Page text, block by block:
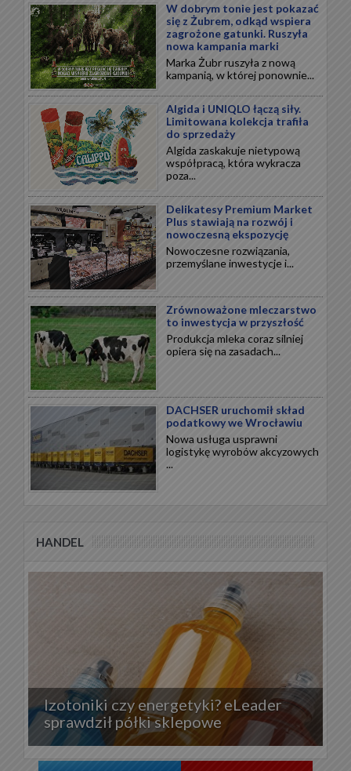
W dobrym tonie jest pokazać
się z Żubrem, odkąd wspiera
zagrożone gatunki. Ruszyła
nowa kampania marki
Marka Żubr ruszyła z nową
kampanią, w której ponownie...
Algida i UNIQLO łączą siły.
Limitowana kolekcja trafiła
do sprzedaży
Algida zaskakuje nietypową
współpracą, która wykracza
poza...
Delikatesy Premium Market
Plus stawiają na rozwój i
nowoczesną ekspozycję
Nowoczesne rozwiązania,
przemyślane inwestycje i...
Zrównoważone mleczarstwo
to inwestycja w przyszłość
Produkcja mleka coraz silniej
opiera się na zasadach...
DACHSER uruchomił skład
podatkowy we Wrocławiu
Nowa usługa usprawni
logistykę wyrobów akcyzowych
...
HANDEL
Izotoniki czy energetyki? eLeader
sprawdził półki sklepowe